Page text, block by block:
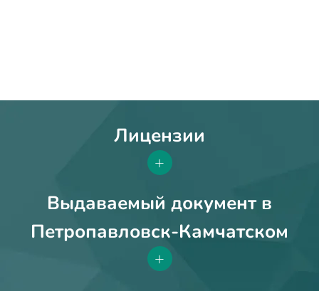
Лицензии
+
Выдаваемый документ в
Петропавловск-Камчатском
+